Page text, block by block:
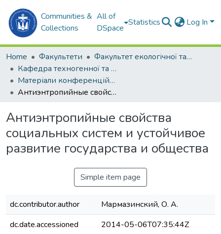
Communities &
Collections
All of
DSpace
Statistics Log In
Home Факультети
Факультет екологічної та техногенної безпеки (ФЕТБ)
Кафедра техногенної та цивільної безпеки (Т та ЦБ)
Матеріали конференцій (Т та ЦБ)
Антиэнтропийные свойства социальных систем и устойчивое развитие государства и общества
Антиэнтропийные свойства
социальных систем и устойчивое
развитие государства и общества
Simple item page
dc.contributor.author
Мармазинский, О. А.
dc.date.accessioned
2014-05-06T07:35:44Z